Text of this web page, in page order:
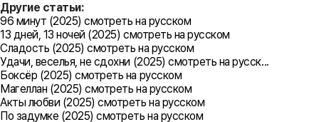
Другие статьи:
96 минут (2025) смотреть на русском
13 дней, 13 ночей (2025) смотреть на русском
Сладость (2025) смотреть на русском
Удачи, веселья, не сдохни (2025) смотреть на русск...
Боксёр (2025) смотреть на русском
Магеллан (2025) смотреть на русском
Акты любви (2025) смотреть на русском
По задумке (2025) смотреть на русском